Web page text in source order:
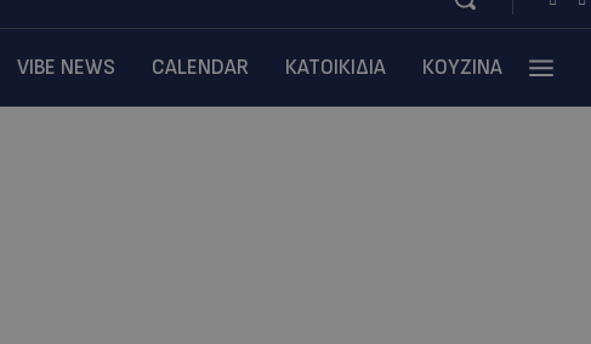
VIBE NEWS CALENDAR ΚΑΤΟΙΚΙΔΙΑ ΚΟΥΖΙΝΑ